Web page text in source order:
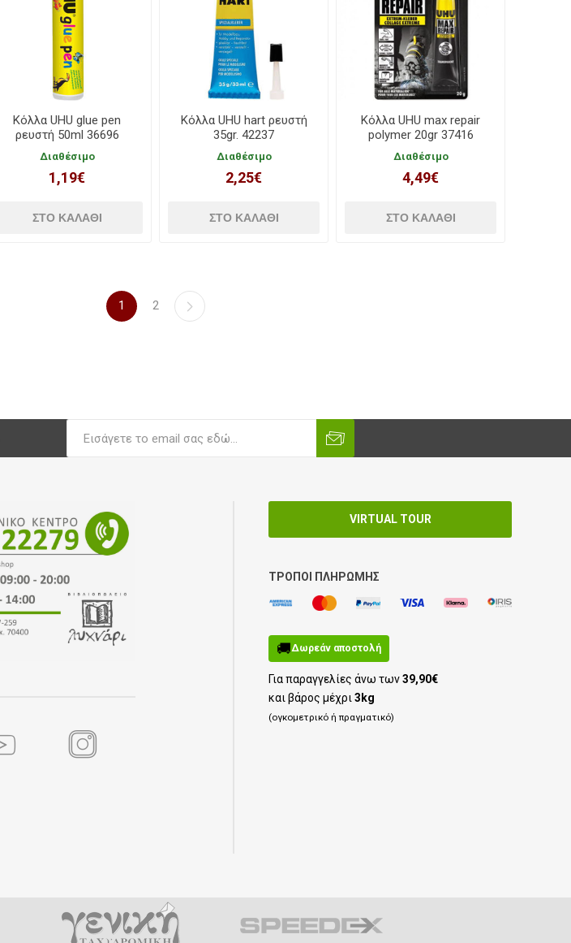
Κόλλα UHU glue pen
ρευστή 50ml 36696
Διαθέσιμο
1,19€
Κόλλα UHU hart ρευστή
35gr. 42237
Διαθέσιμο
2,25€
Κόλλα UHU max repair
polymer 20gr 37416
Διαθέσιμο
4,49€
1 2
VIRTUAL TOUR
ΤΡΌΠΟΙ ΠΛΗΡΩΜΉΣ
🚚Δωρεάν αποστολή
Για παραγγελίες άνω των39,90€
και βάρος μέχρι3kg
(ογκομετρικό ή πραγματικό)